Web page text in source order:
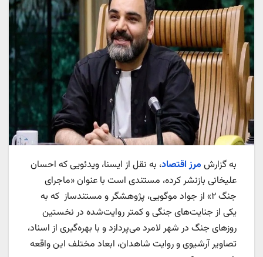
به گزارش مرز اقتصاد، به نقل از ایسنا، ویدئویی که احسان
علیخانی بازنشر کرده، مستندی است با عنوان «ماجرای
جنگ ۲» از جواد موگویی، پژوهشگر و مستندساز که به
یکی از جنایت‌های جنگی و کمتر روایت‌شده در نخستین
روزهای جنگ در شهر لامرد می‌پردازد و با بهره‌گیری از اسناد،
تصاویر آرشیوی و روایت شاهدان، ابعاد مختلف این واقعه